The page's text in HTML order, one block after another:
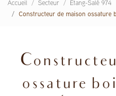
Accueil Secteur
Étang-Salé 974
Constructeur de maison ossature
ossature